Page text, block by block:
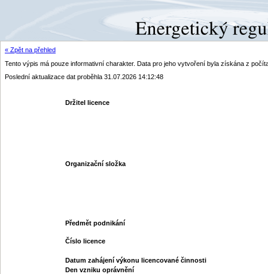
« Zpět na přehled
Tento výpis má pouze informativní charakter. Data pro jeho vytvoření byla získána z
Poslední aktualizace dat proběhla 31.07.2026 14:12:48
Držitel licence
Organizační složka
Předmět podnikání
Číslo licence
Datum zahájení výkonu licencované činnosti
Den vzniku oprávnění